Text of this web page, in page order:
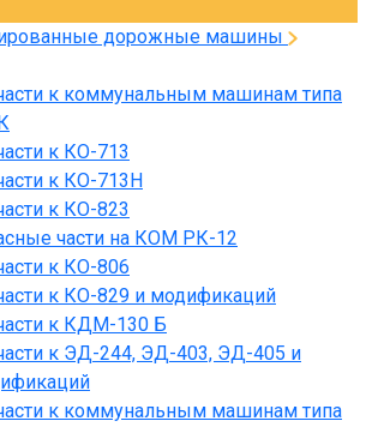
дорожные машины
к коммунальным машинам типа
к КО-713
к КО-713Н
к КО-823
части на КОМ РК-12
к КО-806
к КО-829 и модификаций
к КДМ-130 Б
к ЭД-244, ЭД-403, ЭД-405 и
к коммунальным машинам типа